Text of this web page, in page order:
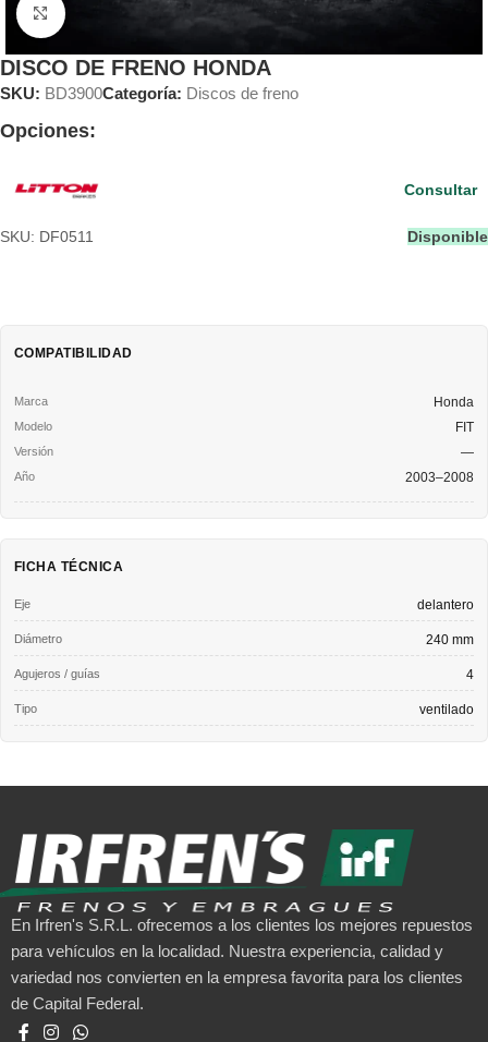
Clic para ampliar
DISCO DE FRENO HONDA
SKU: BD3900Categoría: Discos de freno
Opciones:
SKU: DF0511 Disponible
Consultar
COMPATIBILIDAD
Honda
FIT
—
2003–2008
FICHA TÉCNICA
Eje delantero
Diámetro 240 mm
Agujeros / guías 4
Tipo ventilado
En Irfren's S.R.L. ofrecemos a los clientes los mejores repuestos
para vehículos en la localidad. Nuestra experiencia, calidad y
variedad nos convierten en la empresa favorita para los clientes
de Capital Federal.